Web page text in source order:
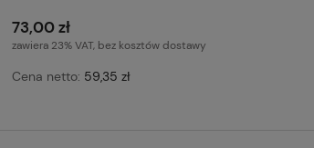
73,00 zł
zawiera 23% VAT, bez kosztów dostawy
Cena netto: 59,35 zł